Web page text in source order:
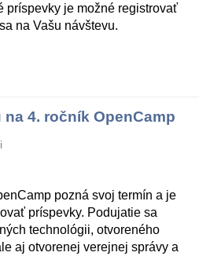
príspevky je možné registrovať
na Vašu návštevu.
4. ročník OpenCamp
pozná svoj termín a je
príspevky. Podujatie sa
technológii, otvoreného
aj otvorenej verejnej správy a